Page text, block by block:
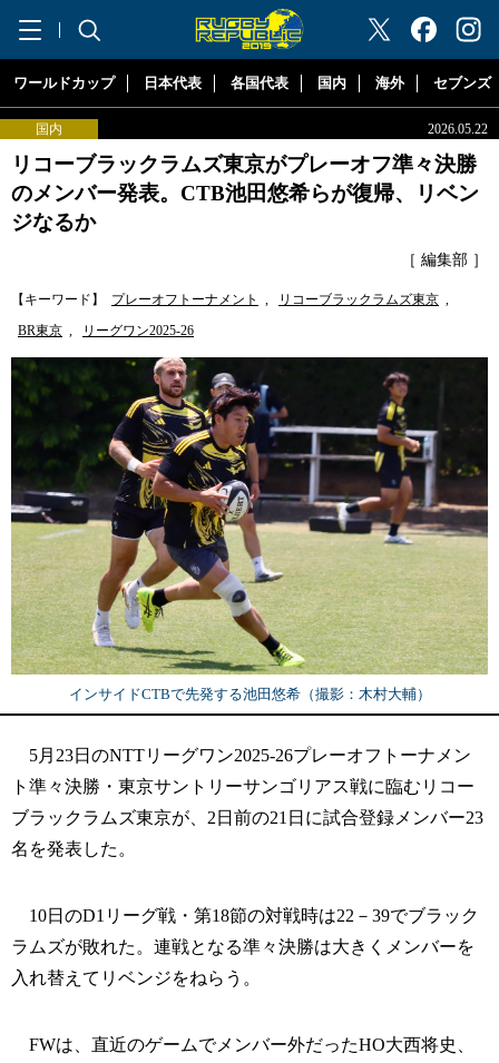
"ラグビーリパブリック"
ワールドカップ 日本代表 各国代表 国内 海外 セブンズ
国内 2026.05.22
リコーブラックラムズ東京がプレーオフ準々決勝
のメンバー発表。CTB池田悠希らが復帰、リベン
ジなるか
［ 編集部 ］
【キーワード】 プレーオフトーナメント , リコーブラックラムズ東京 ,
BR東京 , リーグワン2025-26
インサイドCTBで先発する池田悠希（撮影：木村大輔）
5月23日のNTTリーグワン2025-26プレーオフトーナメン
ト準々決勝・東京サントリーサンゴリアス戦に臨むリコー
ブラックラムズ東京が、2日前の21日に試合登録メンバー23
名を発表した。
10日のD1リーグ戦・第18節の対戦時は22－39でブラック
ラムズが敗れた。連戦となる準々決勝は大きくメンバーを
入れ替えてリベンジをねらう。
FWは、直近のゲームでメンバー外だったHO大西将史、